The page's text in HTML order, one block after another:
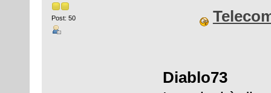
Post: 50
Diablo73